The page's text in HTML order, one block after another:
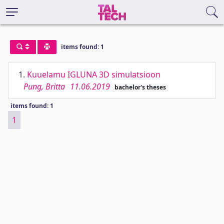
items found: 1
1. Kuuelamu IGLUNA 3D simulatsioon
Pung, Britta 11.06.2019 bachelor's theses
items found: 1
1